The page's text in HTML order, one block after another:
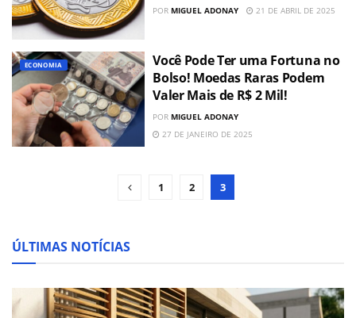
POR MIGUEL ADONAY 21 DE ABRIL DE 2025
ECONOMIA
Você Pode Ter uma Fortuna no
Bolso! Moedas Raras Podem
Valer Mais de R$ 2 Mil!
POR MIGUEL ADONAY
27 DE JANEIRO DE 2025
1 2 3
ÚLTIMAS NOTÍCIAS